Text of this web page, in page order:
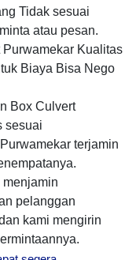
Tidak sesuai
atau pesan.
Kualitas
Biaya Bisa Nego
Box Culvert
sesuai
terjamin
menjamin
pelanggan
kami mengirin